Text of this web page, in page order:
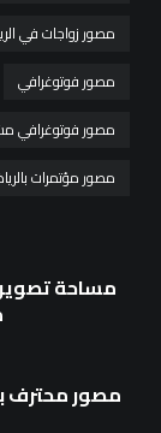
مصور زواجات في
مصور فوتوغرافي
مصور فوتوغرافي
مصور مؤتمرات
مصور محترف